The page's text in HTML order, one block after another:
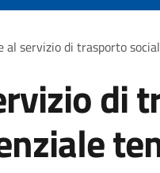
al servizio di trasporto
di